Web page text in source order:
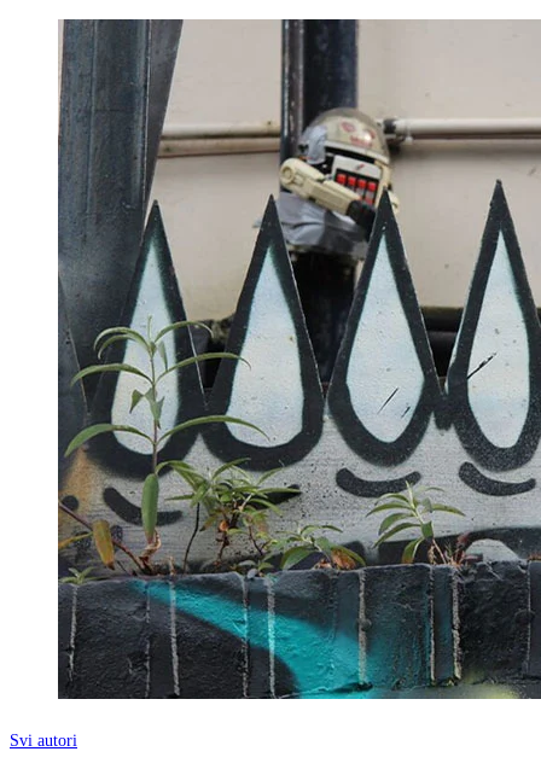
Svi autori